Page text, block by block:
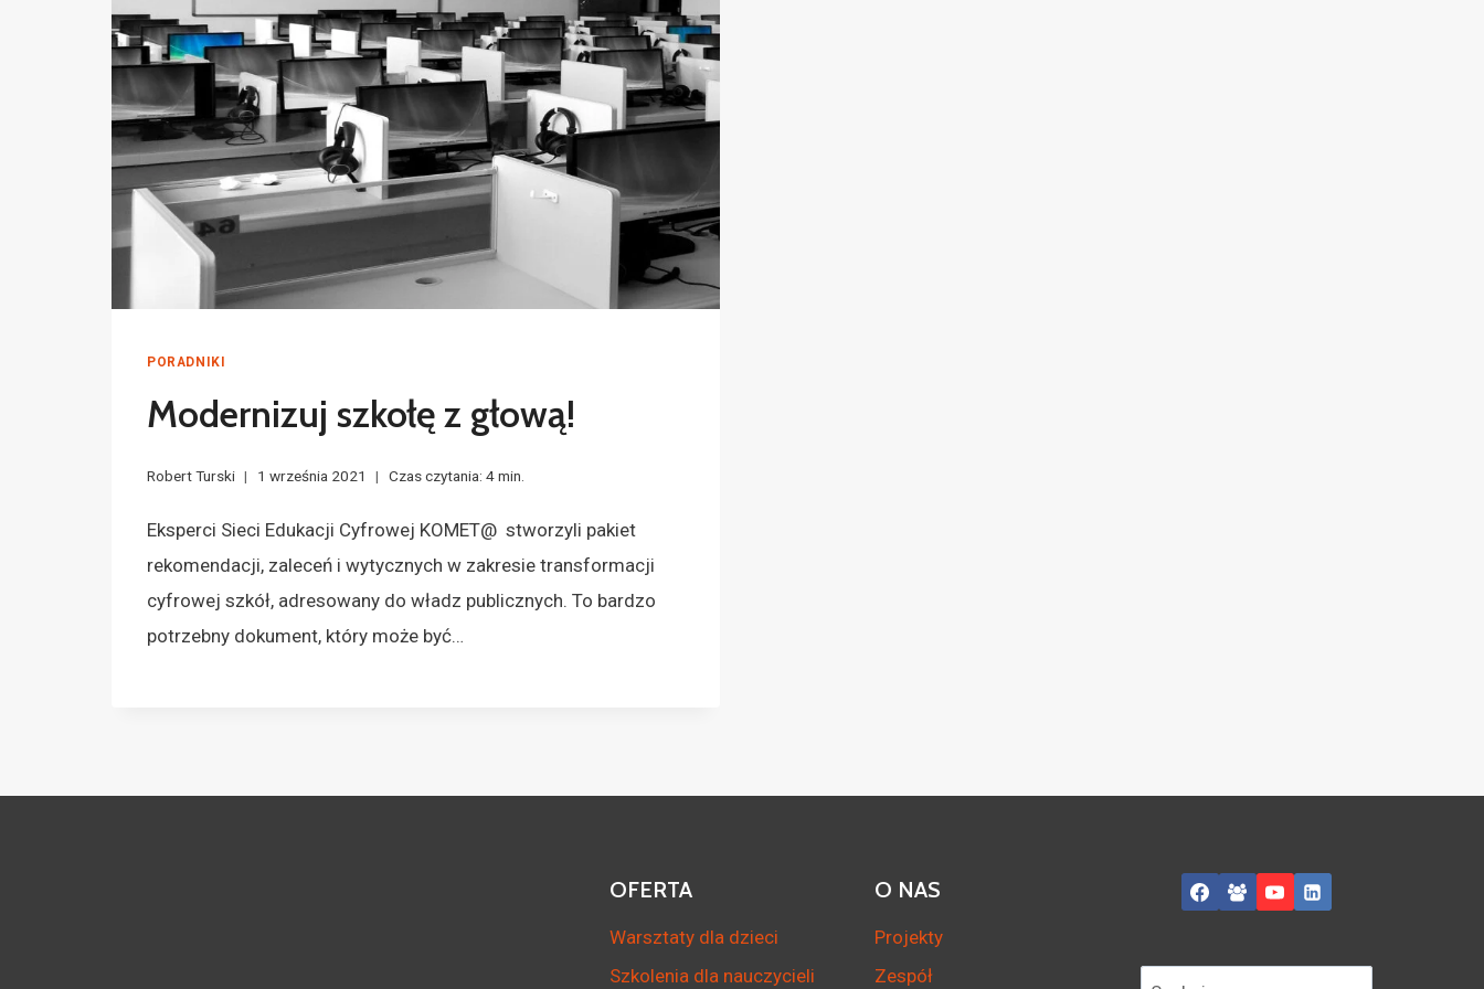
PORADNIKI
Modernizuj szkołę z głową!
Robert Turski 1 września 2021 Czas czytania: 4min.
Eksperci Sieci Edukacji Cyfrowej KOMET@ stworzyli pakiet
rekomendacji, zaleceń i wytycznych w zakresie transformacji
cyfrowej szkół, adresowany do władz publicznych. To bardzo
potrzebny dokument, który może być…
OFERTA
Warsztaty dla dzieci
Szkolenia dla nauczycieli
O NAS
Projekty
Zespół